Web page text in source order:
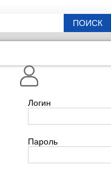
ПОИСК
Логин
Пароль